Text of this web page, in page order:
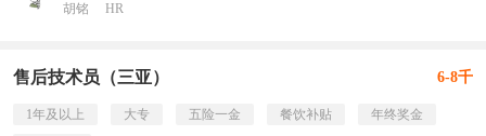
胡铭 HR
售后技术员（三亚） 6-8千
1年及以上 大专 五险一金 餐饮补贴
年终奖金